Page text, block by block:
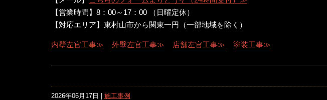
【営業時間】8：00～17：00 （日曜定休）
【対応エリア】東村山市から関東一円（一部地域を除く）
内壁左官工事≫ 外壁左官工事≫ 店舗左官工事≫ 塗装工事≫
2026年06月17日 | 施工事例